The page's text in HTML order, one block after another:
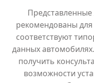
Представленные
рекомендованы
соответствуют
данных
получить
возможности